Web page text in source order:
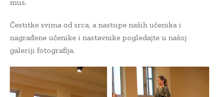
mus.
Čestitke svima od srca, a nastupe naših učenika i
nagrađene učenike i nastavnike pogledajte u našoj
galeriji fotografija.